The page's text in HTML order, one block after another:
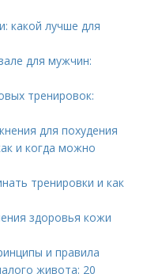
какой лучше для
для мужчин:
тренировок:
для похудения
и когда можно
тренировки и как
здоровья кожи
и правила
живота: 20